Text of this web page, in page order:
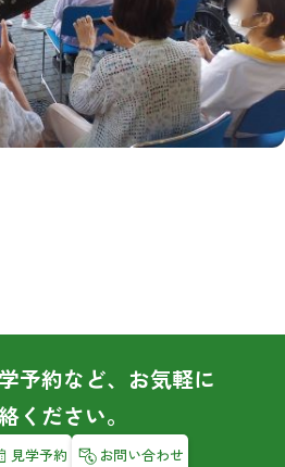
予約など、お気軽に
ください。
見学予約 お問い合わせ